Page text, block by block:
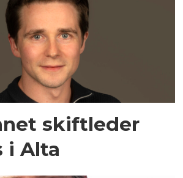
skiftleder
i Alta